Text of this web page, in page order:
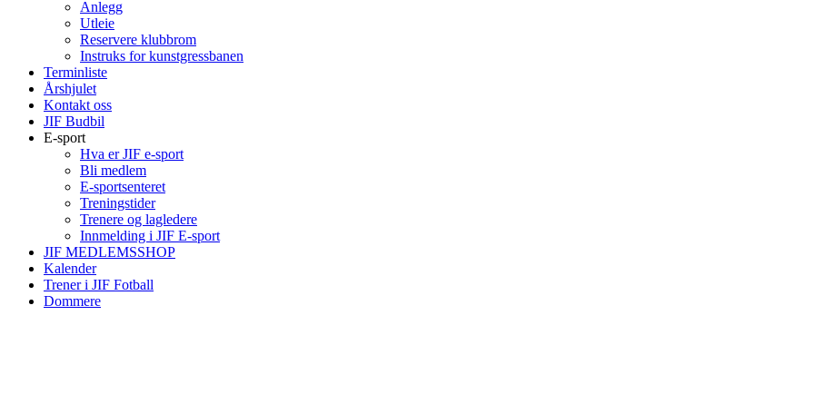
Anlegg
Utleie
Reservere klubbrom
Instruks for kunstgressbanen
Terminliste
Årshjulet
Kontakt oss
JIF Budbil
E-sport
Hva er JIF e-sport
Bli medlem
E-sportsenteret
Treningstider
Trenere og lagledere
Innmelding i JIF E-sport
JIF MEDLEMSSHOP
Kalender
Trener i JIF Fotball
Dommere